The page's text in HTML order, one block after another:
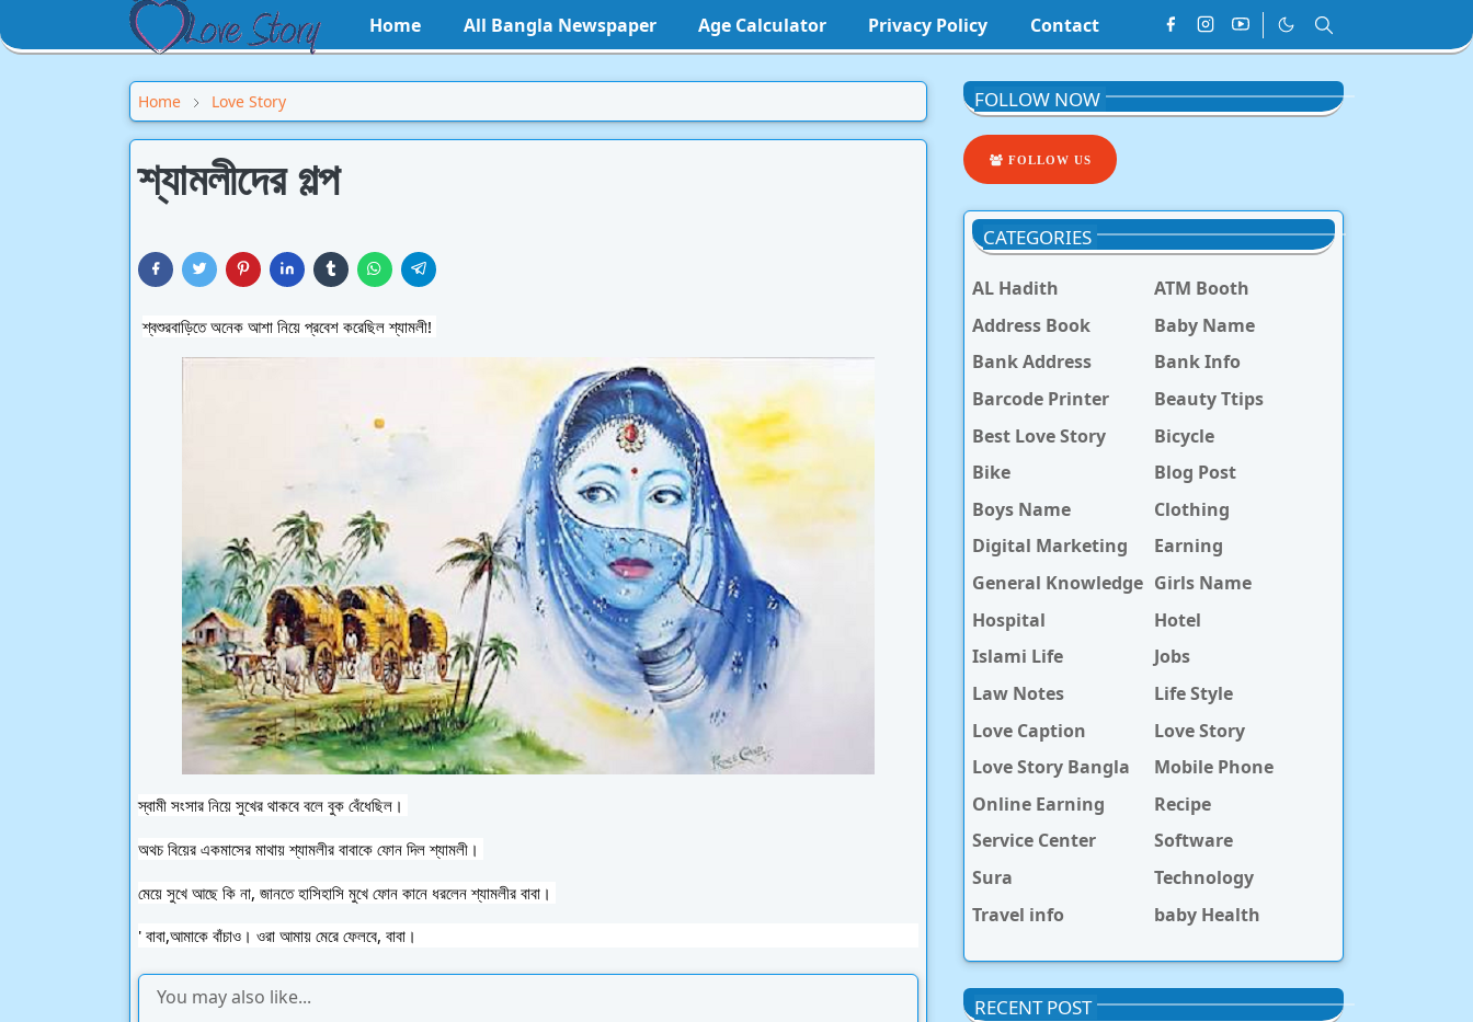
Home All Bangla Newspaper Age Calculator Privacy Policy Contact
Home Love Story
শ্যামলীদের গল্প
শ্বশুরবাড়িতে অনেক আশা নিয়ে প্রবেশ করেছিল শ্যামলী!
স্বামী সংসার নিয়ে সুখের থাকবে বলে বুক বেঁধেছিল।
অথচ বিয়ের একমাসের মাথায় শ্যামলীর বাবাকে ফোন দিল শ্যামলী।
মেয়ে সুখে আছে কি না, জানতে হাসিহাসি মুখে ফোন কানে ধরলেন শ্যামলীর বাবা।
' বাবা,আমাকে বাঁচাও। ওরা আমায় মেরে ফেলবে, বাবা।
You may also like...
FOLLOW NOW
FOLLOW US
CATEGORIES
AL Hadith
ATM Booth
Address Book
Baby Name
Bank Address
Bank Info
Barcode Printer
Beauty Ttips
Best Love Story
Bicycle
Bike
Blog Post
Boys Name
Clothing
Digital Marketing
Earning
General Knowledge Girls Name
Hospital
Hotel
Islami Life
Jobs
Law Notes
Life Style
Love Caption
Love Story
Love Story Bangla
Mobile Phone
Online Earning
Recipe
Service Center
Software
Sura
Technology
Travel info
baby Health
RECENT POST